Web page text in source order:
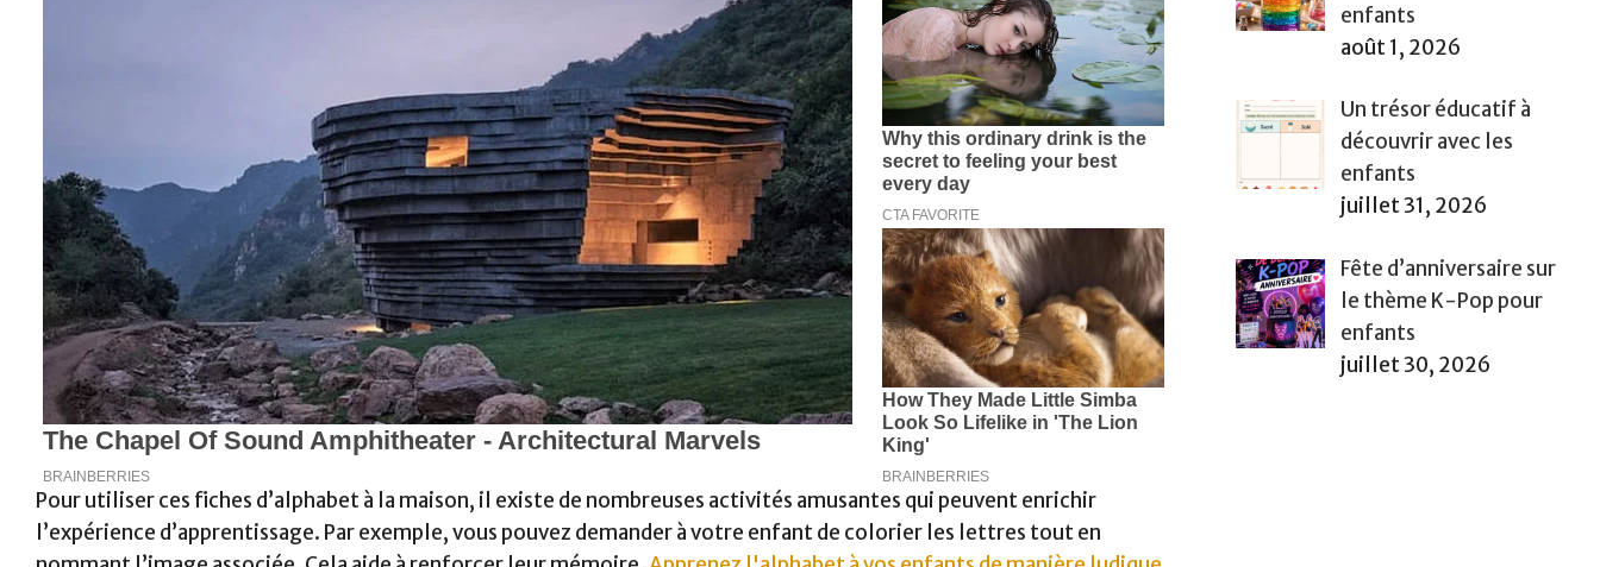
Pour utiliser ces fiches d’alphabet à la maison, il existe de nombreuses activités amusantes qui peuvent enrichir
l’expérience d’apprentissage. Par exemple, vous pouvez demander à votre enfant de colorier les lettres tout en
enfants
août 1, 2026
Un trésor éducatif à
découvrir avec les
enfants
juillet 31, 2026
Fête d’anniversaire sur
le thème K-Pop pour
enfants
juillet 30, 2026